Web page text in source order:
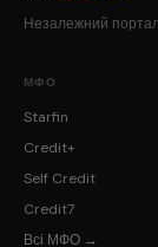
Незалежний
МФО
Starfin
Credit+
Self Credit
Credit7
Всі МФО →